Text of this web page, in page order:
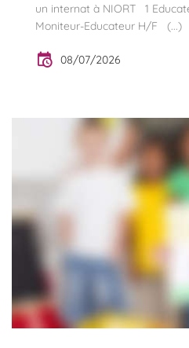
un internat à NIORT 1
Moniteur-Educateur H/F (...)
08/07/2026